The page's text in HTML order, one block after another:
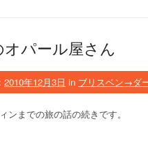
パール屋さん
2010年12月3日 in ブリスベン→ダ
ンまでの旅の話の続きです。